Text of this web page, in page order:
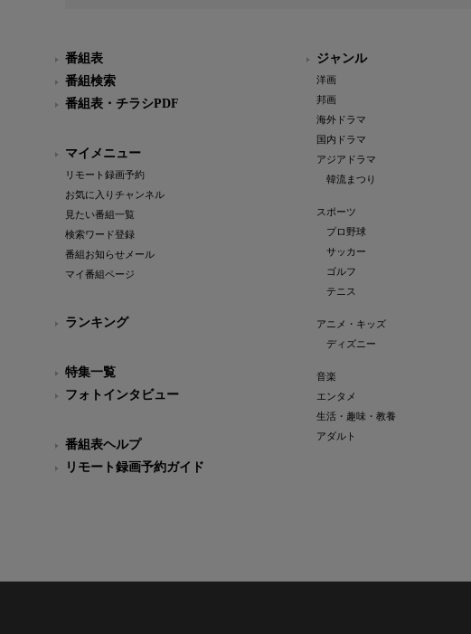
番組表
番組検索
番組表・チラシPDF
マイメニュー
リモート録画予約
お気に入りチャンネル
見たい番組一覧
検索ワード登録
番組お知らせメール
マイ番組ページ
ランキング
特集一覧
フォトインタビュー
番組表ヘルプ
リモート録画予約ガイド
ジャンル
洋画
邦画
海外ドラマ
国内ドラマ
アジアドラマ
韓流まつり
スポーツ
プロ野球
サッカー
ゴルフ
テニス
アニメ・キッズ
ディズニー
音楽
エンタメ
生活・趣味・教養
アダルト